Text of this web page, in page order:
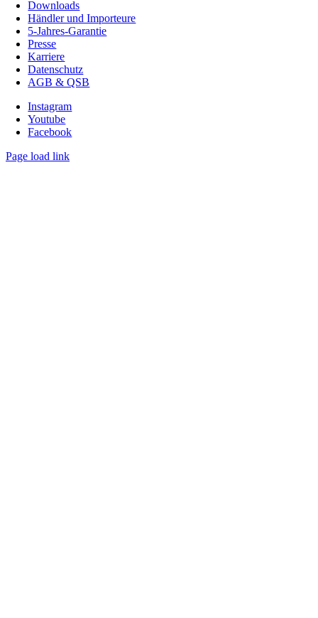
Downloads
Händler und Importeure
5-Jahres-Garantie
Presse
Karriere
Datenschutz
AGB & QSB
Instagram
Youtube
Facebook
Page load link